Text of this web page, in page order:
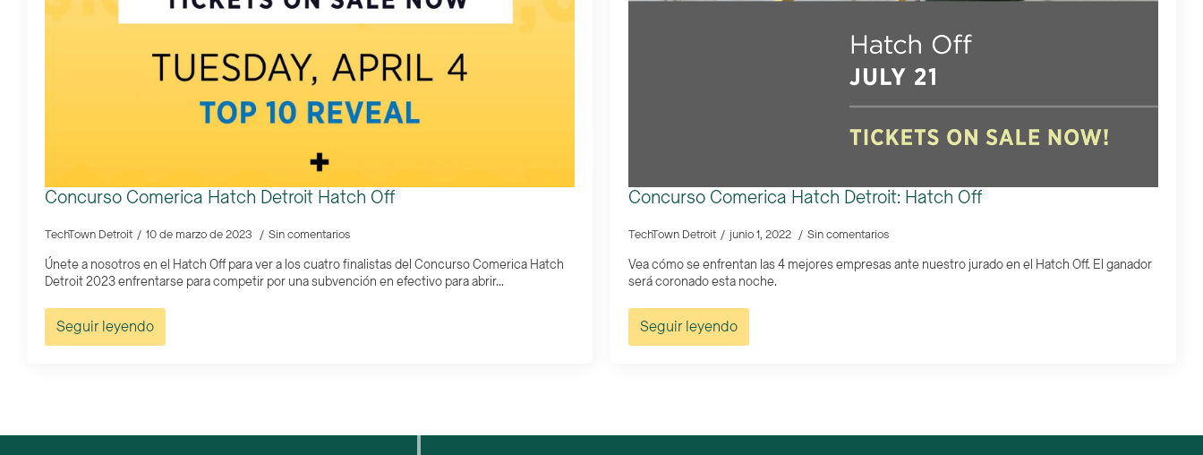
Concurso Comerica Hatch Detroit Hatch Off
TechTown Detroit 10 de marzo de 2023 Sin comentarios
Únete a nosotros en el Hatch Off para ver a los cuatro finalistas del Concurso Comerica Hatch
Detroit 2023 enfrentarse para competir por una subvención en efectivo para abrir...
Seguir leyendo
Concurso Comerica Hatch Detroit: Hatch Off
TechTown Detroit junio 1, 2022 Sin comentarios
Vea cómo se enfrentan las 4 mejores empresas ante nuestro jurado en el Hatch Off. El ganador
será coronado esta noche.
Seguir leyendo